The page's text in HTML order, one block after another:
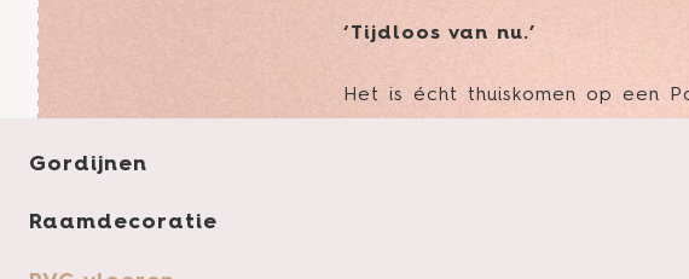
‘Tijdloos van nu.’
Het is écht thuiskomen op een
Gordijnen
Raamdecoratie